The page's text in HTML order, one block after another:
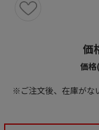
価
価格
※ご注文後、在庫がな